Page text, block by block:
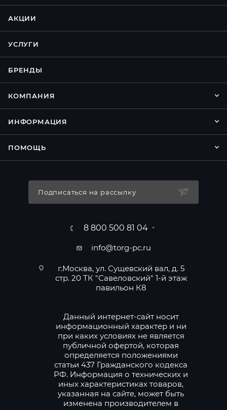
АКЦИИ
УСЛУГИ
БРЕНДЫ
КОМПАНИЯ
ИНФОРМАЦИЯ
ПОМОЩЬ
Подписаться на рассылку
8 800 500 81 04
info@torg-pc.ru
г.Москва, ул. Сущевский вал, д. 5
стр. 20 ТК "Савеловский" 1-й этаж
павильон К8
Данный интернет-сайт носит
информационный характер и ни
при каких условиях не является
публичной офертой, которая
определяется положениями
статьи 437 Гражданского кодекса
РФ. Информация о технических и
иных характеристиках товаров,
указанная на сайте, может быть
изменена производителем в